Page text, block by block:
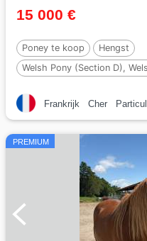
15 000 €
Poney te koop
Hengst
Welsh Pony (Section D),
Frankrijk
Cher
PREMIUM